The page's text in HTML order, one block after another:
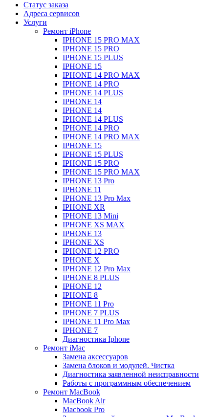
Статус заказа
Адреса сервисов
Услуги
Ремонт iPhone
IPHONE 15 PRO MAX
IPHONE 15 PRO
IPHONE 15 PLUS
IPHONE 15
IPHONE 14 PRO MAX
IPHONE 14 PRO
IPHONE 14 PLUS
IPHONE 14
IPHONE 14
IPHONE 14 PLUS
IPHONE 14 PRO
IPHONE 14 PRO MAX
IPHONE 15
IPHONE 15 PLUS
IPHONE 15 PRO
IPHONE 15 PRO MAX
IPHONE 13 Pro
IPHONE 11
IPHONE 13 Pro Max
IPHONE XR
IPHONE 13 Mini
IPHONE XS MAX
IPHONE 13
IPHONE XS
IPHONE 12 PRO
IPHONE X
IPHONE 12 Pro Max
IPHONE 8 PLUS
IPHONE 12
IPHONE 8
IPHONE 11 Pro
IPHONE 7 PLUS
IPHONE 11 Pro Max
IPHONE 7
Диагностика Iphone
Ремонт iMac
Замена аксессуаров
Замена блоков и модулей. Чистка
Диагностика заявленной неисправности
Работы с программным обеспечением
Ремонт MacBook
MacBook Air
Macbook Pro